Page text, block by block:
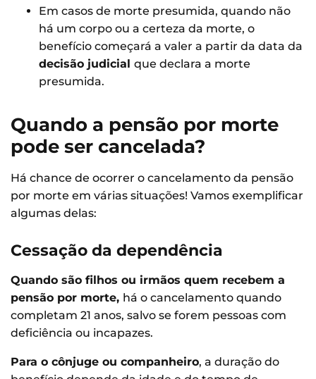
Em casos de morte presumida, quando não
há um corpo ou a certeza da morte, o
benefício começará a valer a partir da data da
decisão judicial que declara a morte
presumida.
Quando a pensão por morte
pode ser cancelada?
Há chance de ocorrer o cancelamento da pensão
por morte em várias situações! Vamos exemplificar
algumas delas:
Cessação da dependência
Quando são filhos ou irmãos quem recebem a
pensão por morte, há o cancelamento quando
completam 21 anos, salvo se forem pessoas com
deficiência ou incapazes.
Para o cônjuge ou companheiro, a duração do